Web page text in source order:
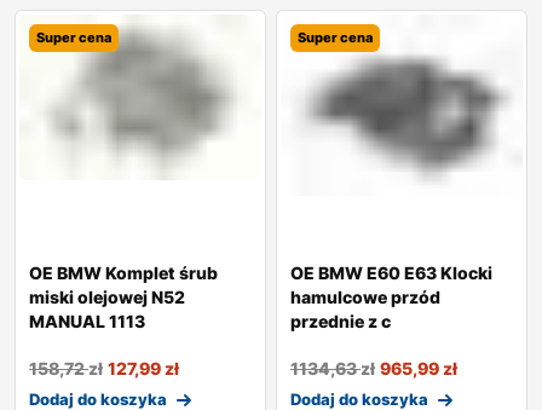
Super cena
OE BMW Komplet śrub
miski olejowej N52
MANUAL 1113
158,72zł 127,99zł
Dodaj do koszyka
Super cena
OE BMW E60 E63 Klocki
hamulcowe przód
przednie z c
1134,63zł 965,99zł
Dodaj do koszyka